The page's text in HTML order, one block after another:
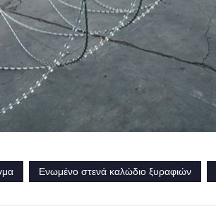
Ενωμένο στενά καλώδιο ξυραφιών